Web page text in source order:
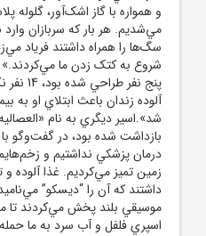
و همواره با گاز اشک‌آور،
مي‌شديم. هر بار که سربازان
سگ‌ها را همراه داشتند فرياد
شروع به کتک زدن ما مي‌کردند.»
پنج
آلوده زندان باعث ابتلاي او به
شد».اسير ديگري به نام
بازداشت شده بود، در گفت‌وگو
درمان پزشکي نداشتيم و
زمين تميز مي‌کرديم. غذا
داشتند که آن را “ديسکو”
موسيقي بلند پخش مي‌کردند تا
اسپري فلفل و آب سرد به ما